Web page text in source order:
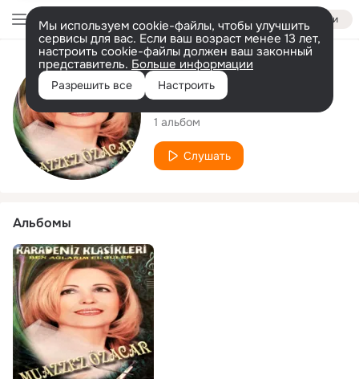
Войти
Мы используем cookie-файлы, чтобы улучшить
сервисы для вас. Если ваш возраст менее 13 лет,
настроить cookie-файлы должен ваш законный
представитель. Больше информации
Разрешить все Настроить
Исполнитель
Muazzez Özacar
1 альбом
Слушать
Альбомы